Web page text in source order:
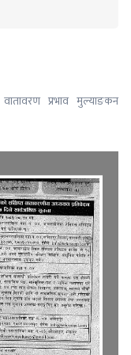
प्रभाव मुल्याङकन